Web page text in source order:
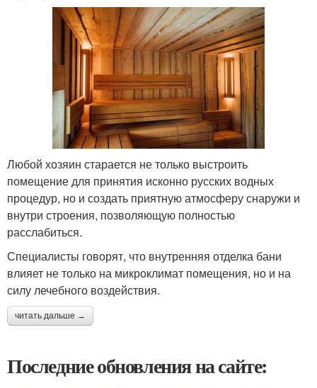
Любой хозяин старается не только выстроить
помещение для принятия исконно русских водных
процедур, но и создать приятную атмосферу снаружи и
внутри строения, позволяющую полностью
расслабиться.
Специалисты говорят, что внутренняя отделка бани
влияет не только на микроклимат помещения, но и на
силу лечебного воздействия.
читать дальше →
Последние обновления на сайте: